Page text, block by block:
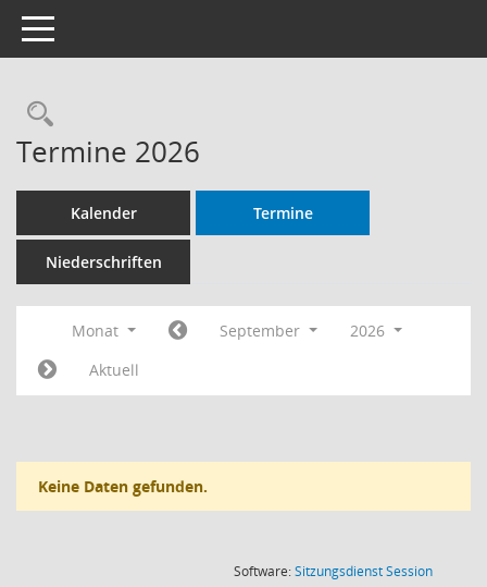
Toggle navigation
Rechercheauswahl
Termine 2026
Kalender Termine
Niederschriften
Monat September
2026
Aktuell
Keine Daten gefunden.
Software:SitzungsdienstSession(Wird in